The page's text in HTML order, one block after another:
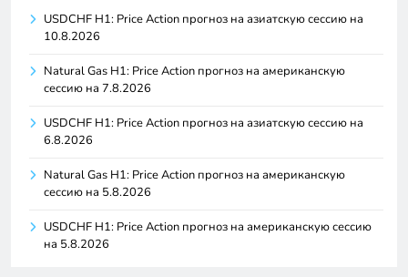
USDCHF H1: Price Action прогноз на азиатскую сессию на
10.8.2026
Natural Gas H1: Price Action прогноз на американскую
сессию на 7.8.2026
USDCHF H1: Price Action прогноз на азиатскую сессию на
6.8.2026
Natural Gas H1: Price Action прогноз на американскую
сессию на 5.8.2026
USDCHF H1: Price Action прогноз на американскую сессию
на 5.8.2026